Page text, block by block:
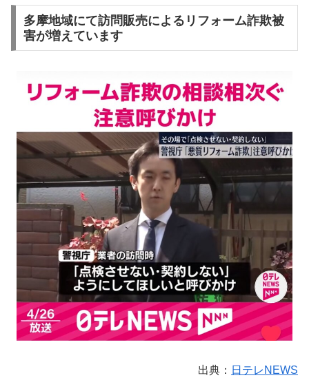
多摩地域にて訪問販売によるリフォーム詐欺被
害が増えています
出典： 日テレNEWS